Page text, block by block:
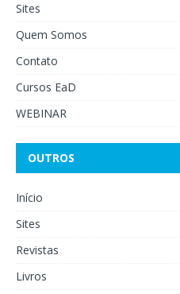
Sites
Quem Somos
Contato
Cursos EaD
WEBINAR
OUTROS
Início
Sites
Revistas
Livros